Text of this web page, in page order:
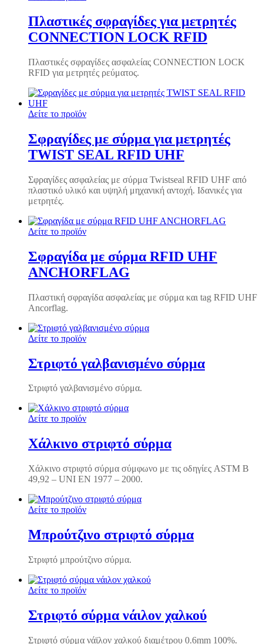
Πλαστικές σφραγίδες για μετρητές
CONNECTION LOCK RFID
Πλαστικές σφραγίδες ασφαλείας CONNECTION LOCK
RFID για μετρητές ρεύματος.
Δείτε το προϊόν
Σφραγίδες με σύρμα για μετρητές
TWIST SEAL RFID UHF
Σφραγίδες ασφαλείας με σύρμα Twistseal RFID UHF από
πλαστικό υλικό και υψηλή μηχανική αντοχή. Ιδανικές για
μετρητές.
Δείτε το προϊόν
Σφραγίδα με σύρμα RFID UHF
ANCHORFLAG
Πλαστική σφραγίδα ασφαλείας με σύρμα και tag RFID UHF
Ancorflag.
Δείτε το προϊόν
Στριφτό γαλβανισμένο σύρμα
Στριφτό γαλβανισμένο σύρμα.
Δείτε το προϊόν
Χάλκινο στριφτό σύρμα
Χάλκινο στριφτό σύρμα σύμφωνο με τις οδηγίες ASTM B
49,92 – UNI EN 1977 – 2000.
Δείτε το προϊόν
Μπρούτζινο στριφτό σύρμα
Στριφτό μπρούτζινο σύρμα.
Δείτε το προϊόν
Στριφτό σύρμα νάιλον χαλκού
Στριφτό σύρμα νάϊλον χαλκού διαμέτρου 0.6mm 100%.